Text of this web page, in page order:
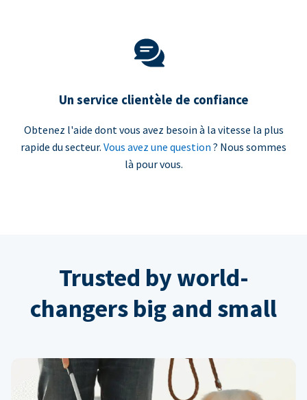
Un service clientèle de confiance
Obtenez l'aide dont vous avez besoin à la vitesse la plus
rapide du secteur. Vous avez une question ? Nous sommes
là pour vous.
Trusted by world-
changers big and small